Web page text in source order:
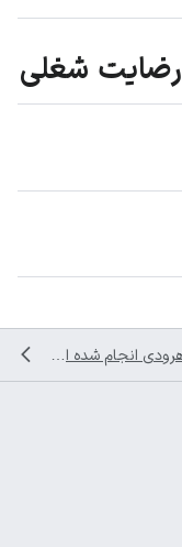
شغلی
انجام شده است